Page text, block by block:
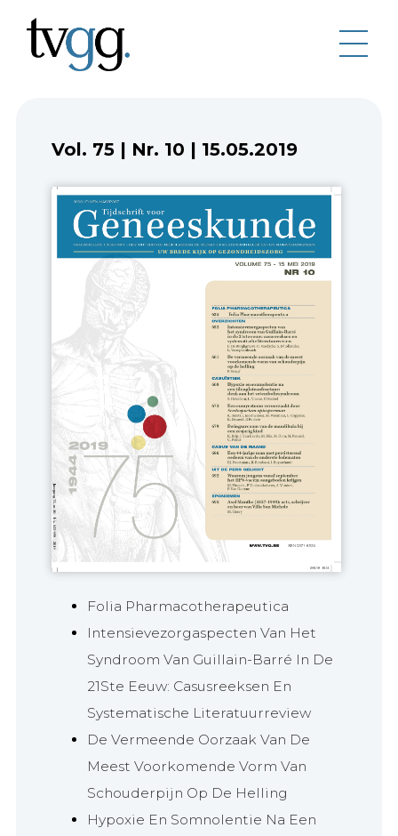
Vol. 75 | Nr. 10 | 15.05.2019
Folia Pharmacotherapeutica
Intensievezorgaspecten Van Het
Syndroom Van Guillain-Barré In De
21Ste Eeuw: Casusreeksen En
Systematische Literatuurreview
De Vermeende Oorzaak Van De
Meest Voorkomende Vorm Van
Schouderpijn Op De Helling
Hypoxie En Somnolentie Na Een